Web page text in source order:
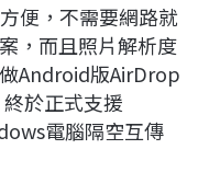
便，不需要網路就
，而且照片解析度
Android版AirDrop
於正式支援
電腦隔空互傳